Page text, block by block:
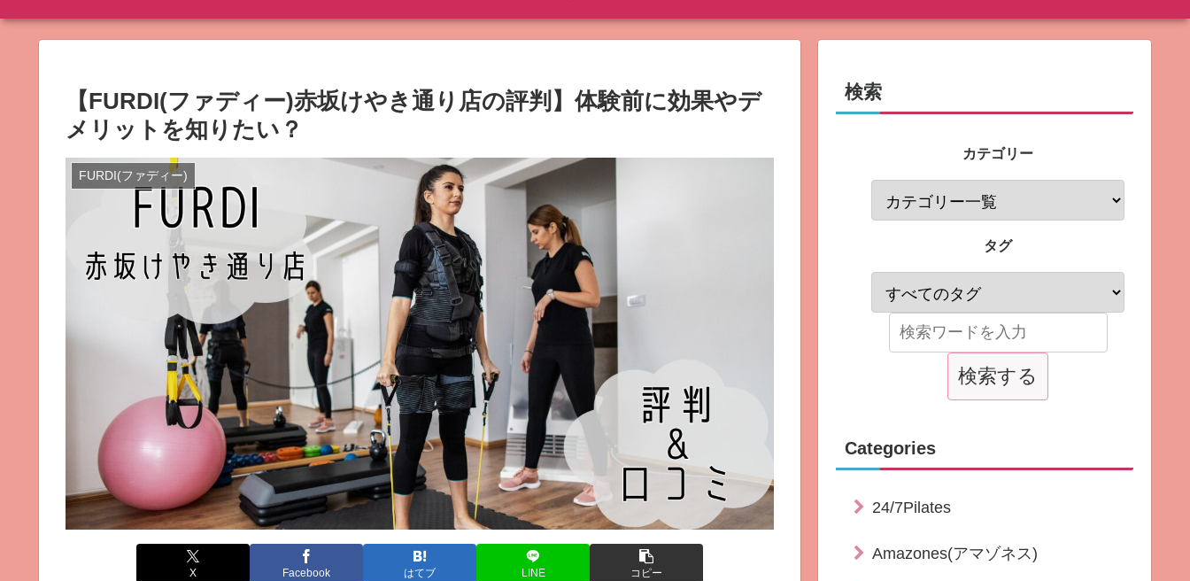
【FURDI(ファディー)赤坂けやき通り店の評判】体験前に効果やデ
メリットを知りたい？
FURDI(ファディー)
X Facebook はてブ LINE コピー
検索
カテゴリー
タグ
Categories
24/7Pilates
Amazones(アマゾネス)